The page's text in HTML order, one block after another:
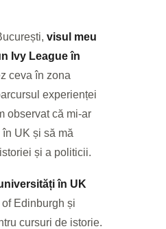
visul meu
Ivy League în
ceva în zona
experienței
observat că mi-ar
UK și să mă
și a politicii.
în UK
Edinburgh și
cursuri de istorie.